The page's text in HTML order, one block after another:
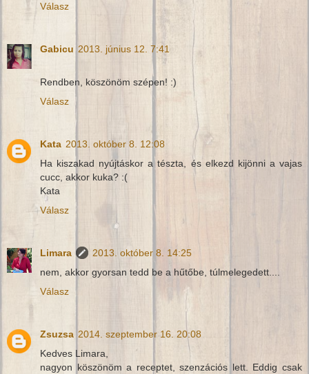
Válasz
Gabicu 2013. június 12. 7:41
Rendben, köszönöm szépen! :)
Válasz
Kata 2013. október 8. 12:08
Ha kiszakad nyújtáskor a tészta, és elkezd kijönni a vajas
cucc, akkor kuka? :(
Kata
Válasz
Limara
2013. október 8. 14:25
nem, akkor gyorsan tedd be a hűtőbe, túlmelegedett....
Válasz
Zsuzsa 2014. szeptember 16. 20:08
Kedves Limara,
nagyon köszönöm a receptet, szenzációs lett. Eddig csak